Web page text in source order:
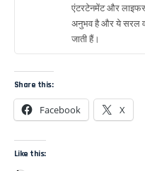
एंटरटेनमेंट और
अनुभव है और ये सरल व
जाती हैं।
Share this:
Facebook X
Like this: